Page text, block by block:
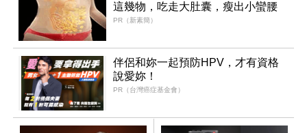
這幾物，吃走大肚囊，瘦出小蠻腰
PR（新素簡）
伴侶和妳一起預防HPV，才有資格
說愛妳！
PR（台灣癌症基金會）